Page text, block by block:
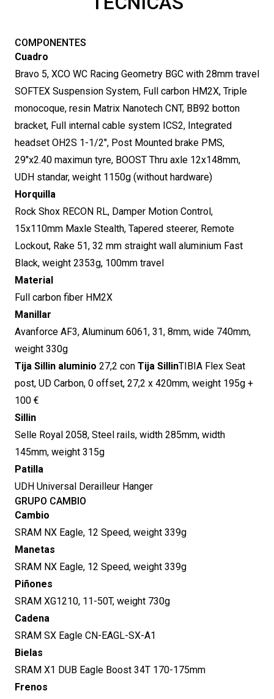
COMPONENTES
Cuadro
Bravo 5, XCO WC Racing Geometry BGC with 28mm travel
SOFTEX Suspension System, Full carbon HM2X, Triple
monocoque, resin Matrix Nanotech CNT, BB92 botton
bracket, Full internal cable system ICS2, Integrated
headset OH2S 1-1/2″, Post Mounted brake PMS,
29″x2.40 maximun tyre, BOOST Thru axle 12x148mm,
UDH standar, weight 1150g (without hardware)
Horquilla
Rock Shox RECON RL, Damper Motion Control,
15x110mm Maxle Stealth, Tapered steerer, Remote
Lockout, Rake 51, 32 mm straight wall aluminium Fast
Black, weight 2353g, 100mm travel
Material
Full carbon fiber HM2X
Manillar
Avanforce AF3, Aluminum 6061, 31, 8mm, wide 740mm,
weight 330g
Tija Sillin aluminio 27,2 con Tija SillinTIBIA Flex Seat
post, UD Carbon, 0 offset, 27,2 x 420mm, weight 195g +
100 €
Sillin
Selle Royal 2058, Steel rails, width 285mm, width
145mm, weight 315g
Patilla
UDH Universal Derailleur Hanger
GRUPO CAMBIO
Cambio
SRAM NX Eagle, 12 Speed, weight 339g
Manetas
SRAM NX Eagle, 12 Speed, weight 339g
Piñones
SRAM XG1210, 11-50T, weight 730g
Cadena
SRAM SX Eagle CN-EAGL-SX-A1
Bielas
SRAM X1 DUB Eagle Boost 34T 170-175mm
Frenos